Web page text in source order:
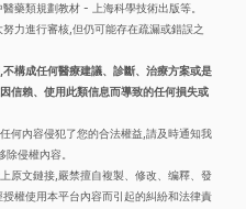
藥類規劃教材 - 上海科學技術出版等。
力進行審核,但仍可能存在疏漏或錯誤之
構成任何醫療建議、診斷、治療方案或是
信賴、使用此類信息而導致的任何損失或
何內容侵犯了您的合法權益,請及時通知我
侵權內容。
原文鏈接,嚴禁擅自複製、修改、编釋、發
權使用本平台內容而引起的糾紛和法律責